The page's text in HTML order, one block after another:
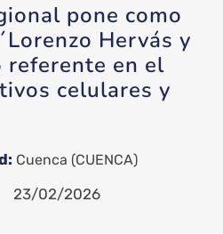
con cultivos celulares y
pone como
Hervás y
referente en el
celulares y
Cuenca (CUENCA)
23/02/2026